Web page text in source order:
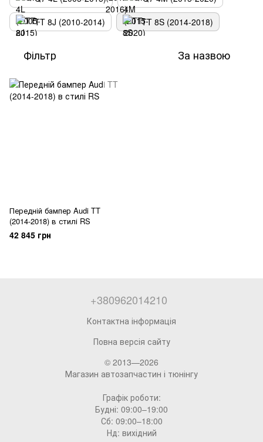
TT 8J (2010-2014)
TT 8S (2014-2018)
Фільтр За назвою
Передній бампер Audi TT
(2014-2018) в стилі RS
42 845 грн
+380962014210
Контактна інформація
Повна версія сайту
© 2013—2026
Магазин автозапчастин і тюнінгу
Графік роботи:
Будні: 09:00–19:00
Сб: 09:00–18:00
Нд: вихідний